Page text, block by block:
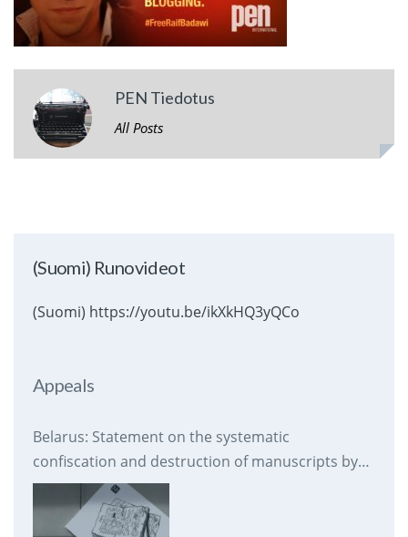
PEN Tiedotus
All Posts
(Suomi) Runovideot
(Suomi) https://youtu.be/ikXkHQ3yQCo
Appeals
Belarus: Statement on the systematic
confiscation and destruction of manuscripts by
prison authorities